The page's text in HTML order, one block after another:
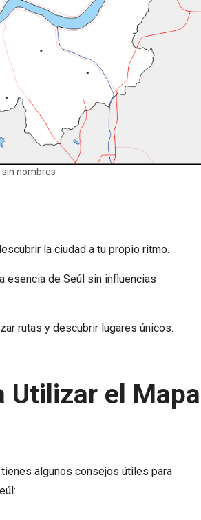
sin nombres
la ciudad a tu propio ritmo.
esencia de Seúl sin influencias
rutas y descubrir lugares únicos.
Utilizar el Mapa
algunos consejos útiles para